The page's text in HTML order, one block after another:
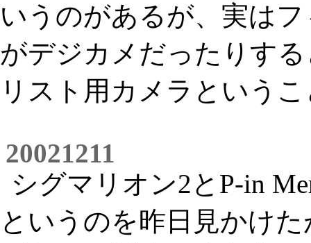
いうのがあるが、実は
がデジカメだったりす
リスト用カメラという
20021211
シグマリオン2とP-in
というのを昨日見かけ